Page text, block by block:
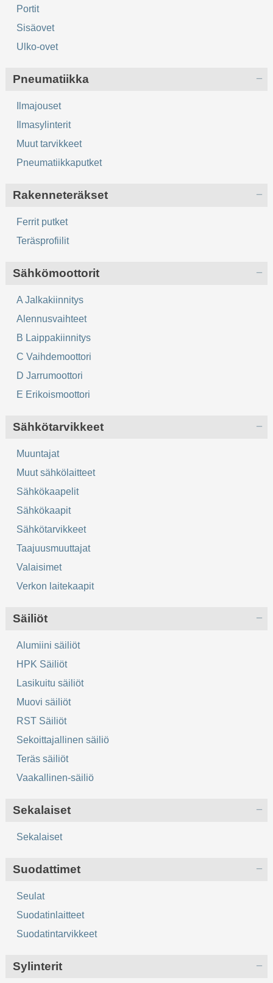
Portit
Sisäovet
Ulko-ovet
Pneumatiikka
Ilmajouset
Ilmasylinterit
Muut tarvikkeet
Pneumatiikkaputket
Rakenneteräkset
Ferrit putket
Teräsprofiilit
Sähkömoottorit
A Jalkakiinnitys
Alennusvaihteet
B Laippakiinnitys
C Vaihdemoottori
D Jarrumoottori
E Erikoismoottori
Sähkötarvikkeet
Muuntajat
Muut sähkölaitteet
Sähkökaapelit
Sähkökaapit
Sähkötarvikkeet
Taajuusmuuttajat
Valaisimet
Verkon laitekaapit
Säiliöt
Alumiini säiliöt
HPK Säiliöt
Lasikuitu säiliöt
Muovi säiliöt
RST Säiliöt
Sekoittajallinen säiliö
Teräs säiliöt
Vaakallinen-säiliö
Sekalaiset
Sekalaiset
Suodattimet
Seulat
Suodatinlaitteet
Suodatintarvikkeet
Sylinterit